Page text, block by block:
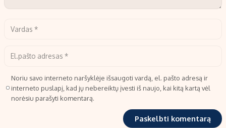
Noriu savo interneto naršyklėje išsaugoti vardą, el. pašto adresą ir
interneto puslapį, kad jų nebereiktų įvesti iš naujo, kai kitą kartą vėl
norėsiu parašyti komentarą.